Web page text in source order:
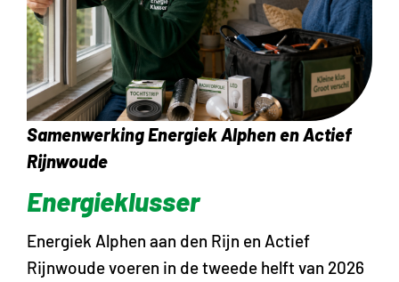
Samenwerking Energiek Alphen en Actief
Rijnwoude
Energieklusser
Energiek Alphen aan den Rijn en Actief
Rijnwoude voeren in de tweede helft van 2026